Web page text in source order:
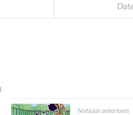
Noticias anteriores